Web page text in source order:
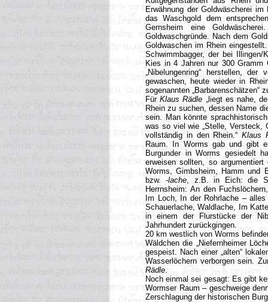
Erwähnung der Goldwäscherei
das Waschgold dem
Gernsheim eine
Goldwaschgründe. Nach dem
Goldwaschen im Rhein
Schwimmbagger, der bei
Kies in 4 Jahren nur 300 Gramm
„Nibelungenring“ herstellen,
gewaschen, heute wieder in
sogenannten „Barbarenschätzen“
FürKlaus Rädle „liegt es nahe,
Rhein zu suchen, dessen Name
sein. Man könnte
was so viel wie „Stelle, Versteck,
vollständig in den Rhein.“Klaus
Raum. In Worms gab und gibt
Burgunder in Worms gesiedelt
erweisen sollten, so
Worms, Gimbsheim, Hamm und
bzw. -lache, z.B. in Eich: die
Herrnsheim: An den
Im Loch, In der Rohrlache –
Schauerlache, Waldlache, Im
in einem der Flurstücke der
Jahrhundert zurückgingen.
20 km westlich von Worms
Wäldchen die „Niefernheimer
gespeist. Nach einer „alten“
Wasserlöchern verborgen sein.
Rädle.
Noch einmal sei gesagt: Es gibt
Wormser Raum – geschweige
Zerschlagung der historischen